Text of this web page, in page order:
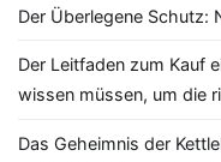
Der Überlegene Schutz:
Der Leitfaden zum Kauf
wissen müssen, um die
Das Geheimnis der